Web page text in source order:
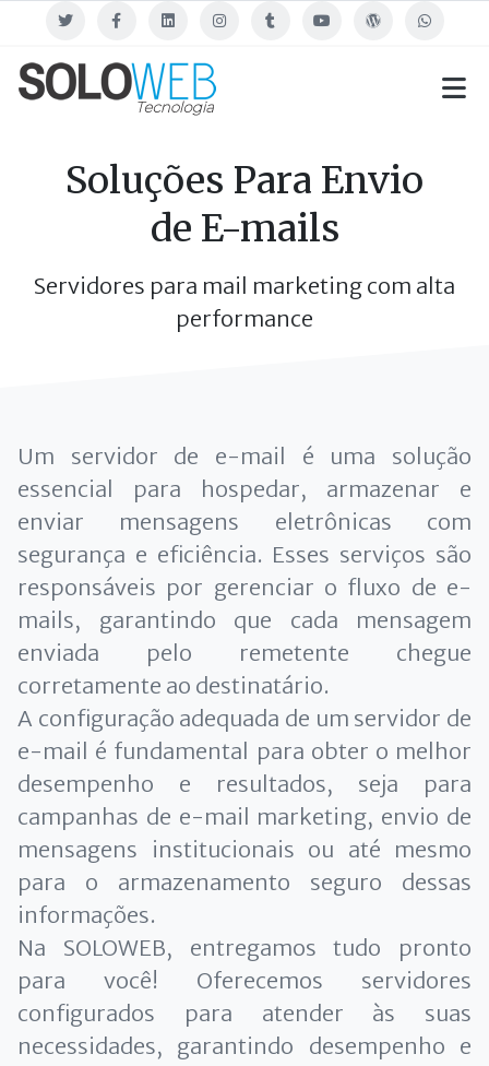
Twitter FacebookLinkedin InstagramTumblr Youtube Blog WhatsApp
Soluções Para Envio
de E-mails
Servidores para mail marketing com alta
performance
Um servidor de e-mail é uma solução
essencial para hospedar, armazenar e
enviar mensagens eletrônicas com
segurança e eficiência. Esses serviços são
responsáveis por gerenciar o fluxo de e-
mails, garantindo que cada mensagem
enviada pelo remetente chegue
corretamente ao destinatário.
A configuração adequada de um servidor de
e-mail é fundamental para obter o melhor
desempenho e resultados, seja para
campanhas de e-mail marketing, envio de
mensagens institucionais ou até mesmo
para o armazenamento seguro dessas
informações.
Na SOLOWEB, entregamos tudo pronto
para você! Oferecemos servidores
configurados para atender às suas
necessidades, garantindo desempenho e